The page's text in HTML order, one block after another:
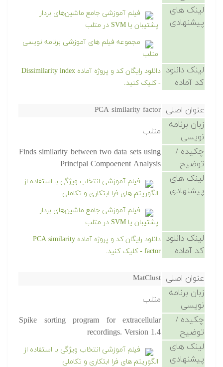
لینک های
پیشنهادی
فیلم آموزشی جامع ماشین‌های بردار
پشتیبان یا SVM در متلب
مجموعه فیلم های آموزشی برنامه نویسی
متلب
لینک دانلود
کد آماده
دانلود رایگان کد و پروژه آماده Dissimilarity index
- کلیک کنید.
عنوان اصلی PCA similarity factor
زبان برنامه
نویسی
متلب
چکیده /
توضیح
Finds similarity between two data sets using
Principal Compoenent Analysis
لینک های
پیشنهادی
فیلم آموزشی انتخاب ویژگی با استفاده از
الگوریتم های فرا ابتکاری و تکاملی
فیلم آموزشی جامع ماشین‌های بردار
پشتیبان یا SVM در متلب
لینک دانلود
کد آماده
دانلود رایگان کد و پروژه آماده PCA similarity
factor - کلیک کنید.
عنوان اصلی MatClust
زبان برنامه
نویسی
متلب
چکیده /
توضیح
Spike sorting program for extracellular
recordings. Version 1.4
لینک های
پیشنهادی
فیلم آموزشی انتخاب ویژگی با استفاده از
الگوریتم های فرا ابتکاری و تکاملی